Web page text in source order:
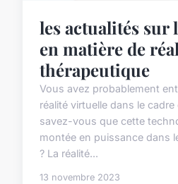
les actualités sur
en matière de
thérapeutique
Vous avez probablement
réalité virtuelle dans le
savez-vous que cette
montée en puissance dans
? La réalité...
13 novembre 2023